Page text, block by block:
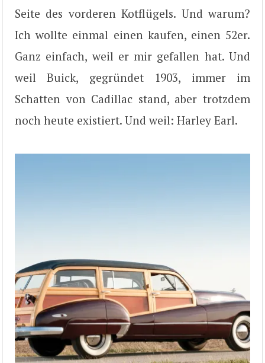
Seite des vorderen Kotflügels. Und warum?
Ich wollte einmal einen kaufen, einen 52er.
Ganz einfach, weil er mir gefallen hat. Und
weil Buick, gegründet 1903, immer im
Schatten von Cadillac stand, aber trotzdem
noch heute existiert. Und weil: Harley Earl.